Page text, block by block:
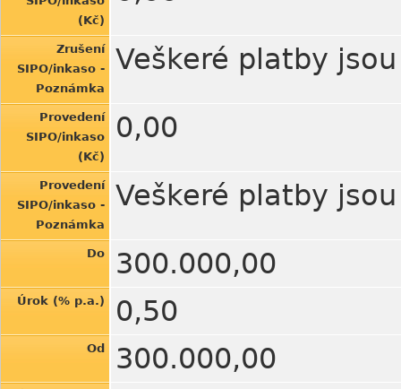
(Kč)
Zrušení
SIPO/inkaso -
Poznámka
Veškeré platby
Provedení
SIPO/inkaso
(Kč)
0,00
Provedení
SIPO/inkaso -
Poznámka
Veškeré platby
Do 300.000,00
Úrok (% p.a.) 0,50
Od 300.000,00